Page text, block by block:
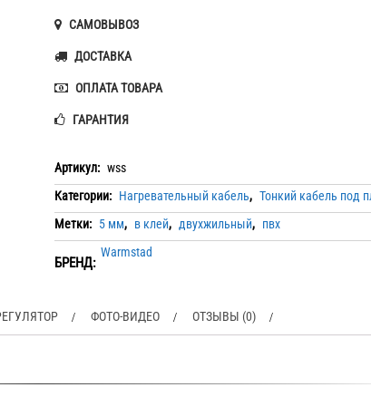
САМОВЫВОЗ
ДОСТАВКА
ОПЛАТА ТОВАРА
ГАРАНТИЯ
Артикул: wss
Категории: Нагревательный кабель, Тонкий кабель под
Метки: 5 мм, в клей, двухжильный, пвх
БРЕНД:
Warmstad
ФОТО-ВИДЕО ОТЗЫВЫ (0)